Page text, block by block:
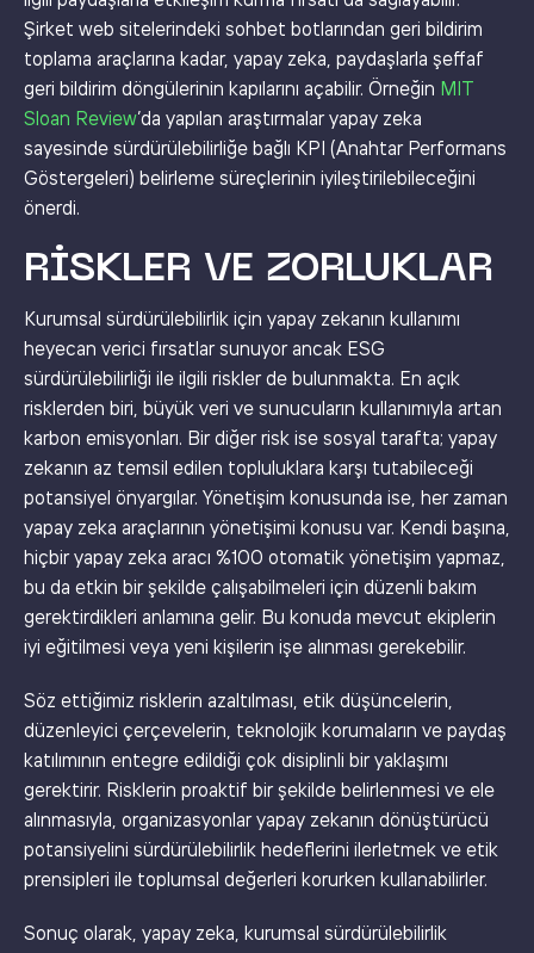
Şirket web sitelerindeki sohbet botlarından geri bildirim
toplama araçlarına kadar, yapay zeka, paydaşlarla şeffaf
geri bildirim döngülerinin kapılarını açabilir. Örneğin MIT
Sloan Review’da yapılan araştırmalar yapay zeka
sayesinde sürdürülebilirliğe bağlı KPI (Anahtar Performans
Göstergeleri) belirleme süreçlerinin iyileştirilebileceğini
önerdi.
RISKLER VE ZORLUKLAR
Kurumsal sürdürülebilirlik için yapay zekanın kullanımı
heyecan verici fırsatlar sunuyor ancak ESG
sürdürülebilirliği ile ilgili riskler de bulunmakta. En açık
risklerden biri, büyük veri ve sunucuların kullanımıyla artan
karbon emisyonları. Bir diğer risk ise sosyal tarafta; yapay
zekanın az temsil edilen topluluklara karşı tutabileceği
potansiyel önyargılar. Yönetişim konusunda ise, her zaman
yapay zeka araçlarının yönetişimi konusu var. Kendi başına,
hiçbir yapay zeka aracı %100 otomatik yönetişim yapmaz,
bu da etkin bir şekilde çalışabilmeleri için düzenli bakım
gerektirdikleri anlamına gelir. Bu konuda mevcut ekiplerin
iyi eğitilmesi veya yeni kişilerin işe alınması gerekebilir.
Söz ettiğimiz risklerin azaltılması, etik düşüncelerin,
düzenleyici çerçevelerin, teknolojik korumaların ve paydaş
katılımının entegre edildiği çok disiplinli bir yaklaşımı
gerektirir. Risklerin proaktif bir şekilde belirlenmesi ve ele
alınmasıyla, organizasyonlar yapay zekanın dönüştürücü
potansiyelini sürdürülebilirlik hedeflerini ilerletmek ve etik
prensipleri ile toplumsal değerleri korurken kullanabilirler.
Sonuç olarak, yapay zeka, kurumsal sürdürülebilirlik